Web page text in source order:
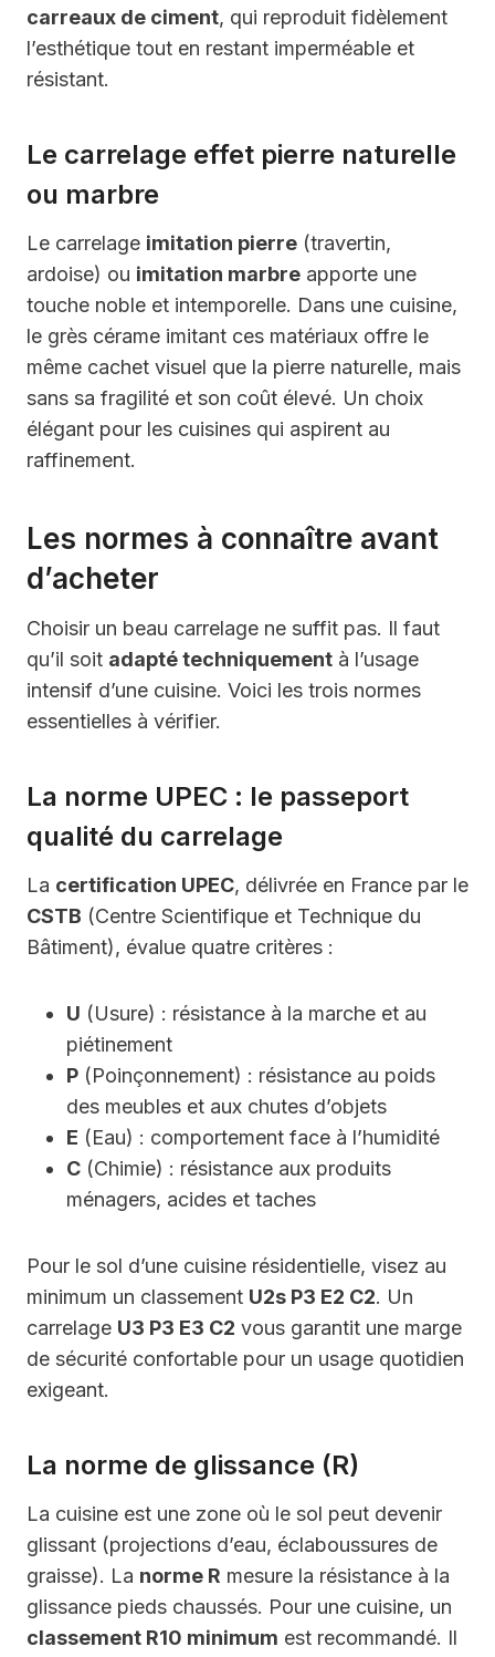
carreaux de ciment, qui reproduit fidèlement
l’esthétique tout en restant imperméable et
résistant.
Le carrelage effet pierre naturelle
ou marbre
Le carrelage imitation pierre (travertin,
ardoise) ou imitation marbre apporte une
touche noble et intemporelle. Dans une cuisine,
le grès cérame imitant ces matériaux offre le
même cachet visuel que la pierre naturelle, mais
sans sa fragilité et son coût élevé. Un choix
élégant pour les cuisines qui aspirent au
raffinement.
Les normes à connaître avant
d’acheter
Choisir un beau carrelage ne suffit pas. Il faut
qu’il soit adapté techniquement à l’usage
intensif d’une cuisine. Voici les trois normes
essentielles à vérifier.
La norme UPEC : le passeport
qualité du carrelage
La certification UPEC, délivrée en France par le
CSTB (Centre Scientifique et Technique du
Bâtiment), évalue quatre critères :
U (Usure) : résistance à la marche et au
piétinement
P (Poinçonnement) : résistance au poids
des meubles et aux chutes d’objets
E (Eau) : comportement face à l’humidité
C (Chimie) : résistance aux produits
ménagers, acides et taches
Pour le sol d’une cuisine résidentielle, visez au
minimum un classement U2s P3 E2 C2. Un
carrelage U3 P3 E3 C2 vous garantit une marge
de sécurité confortable pour un usage quotidien
exigeant.
La norme de glissance (R)
La cuisine est une zone où le sol peut devenir
glissant (projections d’eau, éclaboussures de
graisse). La norme R mesure la résistance à la
glissance pieds chaussés. Pour une cuisine, un
classement R10 minimum est recommandé. Il